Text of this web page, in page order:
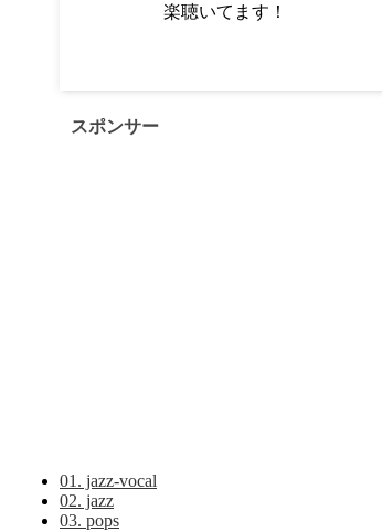
楽聴いてます！
スポンサー
01. jazz-vocal
02. jazz
03. pops